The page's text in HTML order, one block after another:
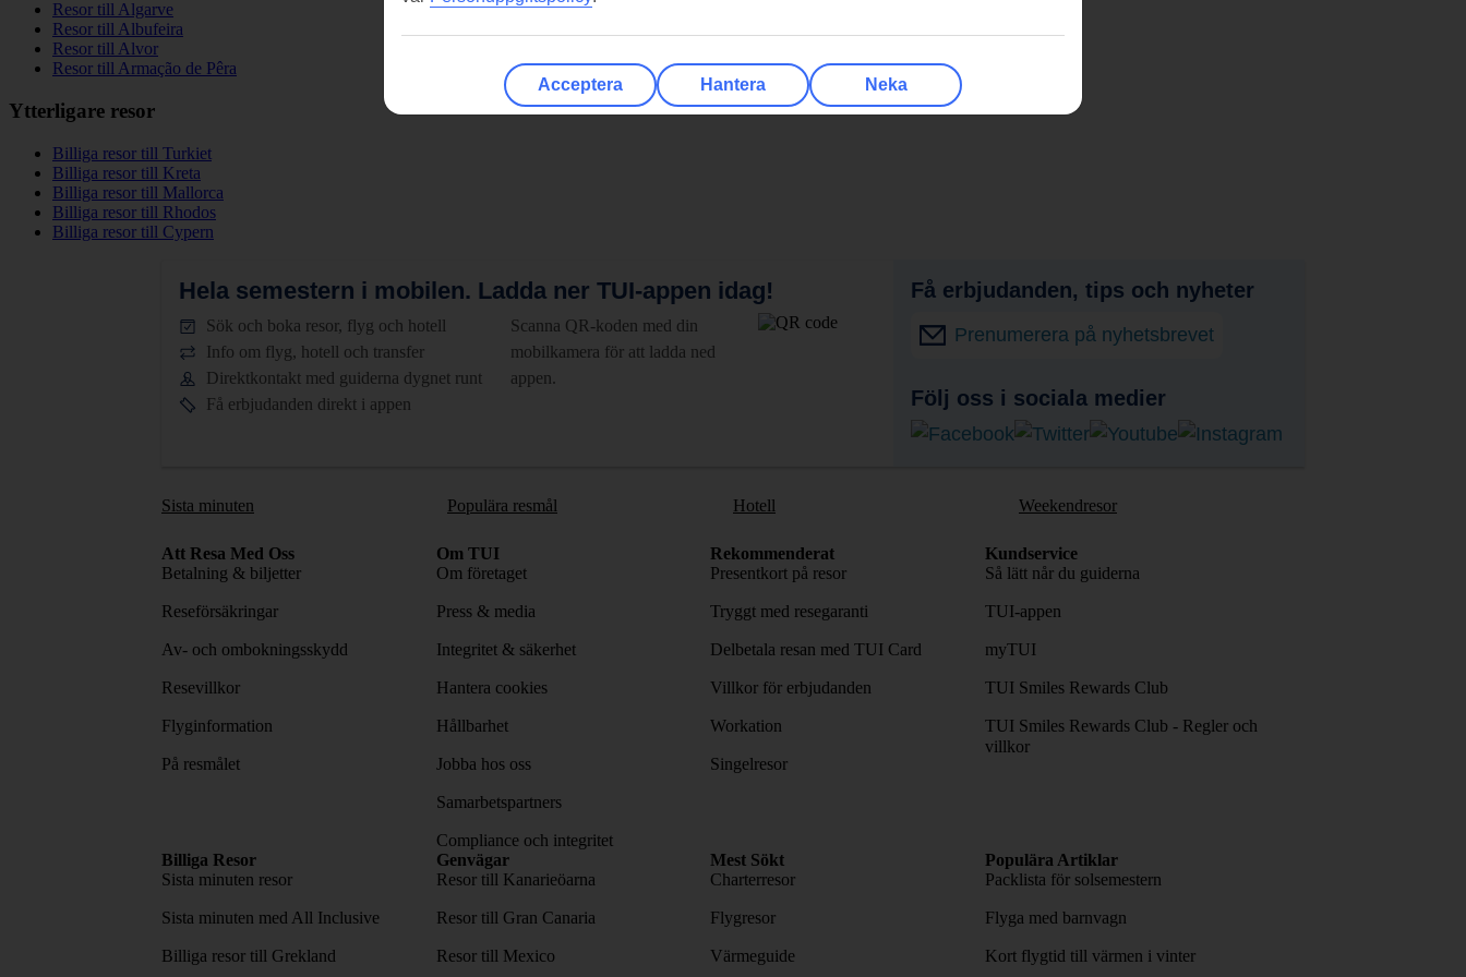
Resor till Algarve
Resor till Albufeira
Resor till Alvor
Resor till Armação de Pêra
Ytterligare resor
Billiga resor till Turkiet
Billiga resor till Kreta
Billiga resor till Mallorca
Billiga resor till Rhodos
Billiga resor till Cypern
Hela semestern i mobilen. Ladda ner TUI-appen idag!
Sök och boka resor, flyg och hotell
Info om flyg, hotell och transfer
Direktkontakt med guiderna dygnet runt
Få erbjudanden direkt i appen
Scanna QR-koden med din
mobilkamera för att ladda ned
appen.
Få erbjudanden, tips och nyheter
Prenumerera på nyhetsbrevet
Följ oss i sociala medier
Sista minuten Populära resmål Hotell Weekendresor
Att Resa Med Oss
Betalning & biljetter
Reseförsäkringar
Av- och ombokningsskydd
Resevillkor
Flyginformation
På resmålet
Om TUI
Om företaget
Press & media
Integritet & säkerhet
Hantera cookies
Hållbarhet
Jobba hos oss
Samarbetspartners
Compliance och integritet
Rekommenderat
Presentkort på resor
Tryggt med resegaranti
Delbetala resan med TUI Card
Villkor för erbjudanden
Workation
Singelresor
Kundservice
Så lätt når du guiderna
TUI-appen
myTUI
TUI Smiles Rewards Club
TUI Smiles Rewards Club - Regler och
villkor
Billiga Resor
Sista minuten resor
Sista minuten med All Inclusive
Billiga resor till Grekland
Genvägar
Resor till Kanarieöarna
Resor till Gran Canaria
Resor till Mexico
Mest Sökt
Charterresor
Flygresor
Värmeguide
Populära Artiklar
Packlista för solsemestern
Flyga med barnvagn
Kort flygtid till värmen i vinter
Acceptera Hantera Neka